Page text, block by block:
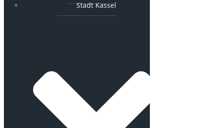
Stadt Kassel